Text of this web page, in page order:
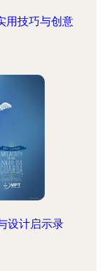
用技巧与创意
设计启示录